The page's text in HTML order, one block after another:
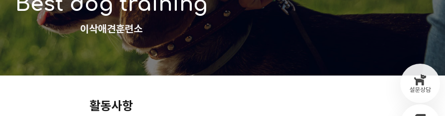
설문상담
이삭애견훈련소
활동사항